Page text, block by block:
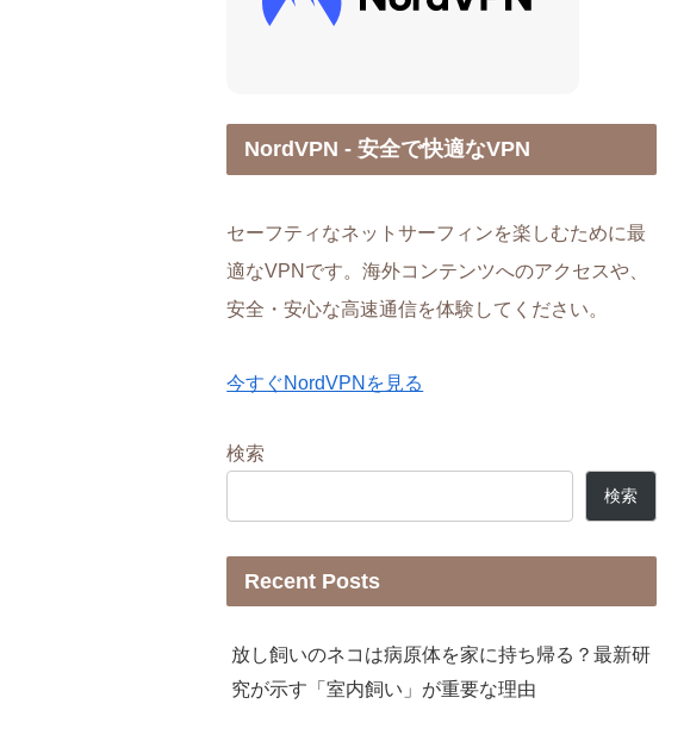
NordVPN - 安全で快適なVPN
セーフティなネットサーフィンを楽しむために最
適なVPNです。海外コンテンツへのアクセスや、
安全・安心な高速通信を体験してください。
今すぐNordVPNを見る
検索
検索
Recent Posts
放し飼いのネコは病原体を家に持ち帰る？最新研
究が示す「室内飼い」が重要な理由